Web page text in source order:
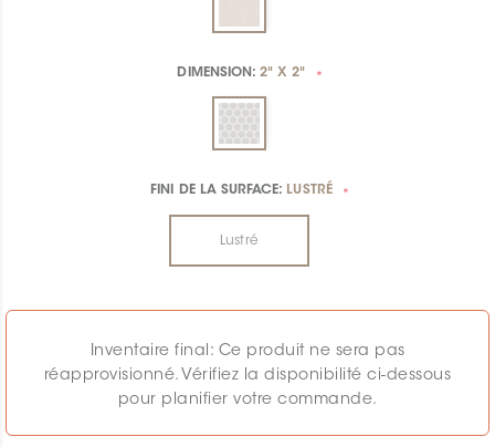
DIMENSION:2" X 2" *
FINI DE LA SURFACE: LUSTRÉ *
Lustré
Inventaire final: Ce produit ne sera pas
réapprovisionné. Vérifiez la disponibilité ci-dessous
pour planifier votre commande.